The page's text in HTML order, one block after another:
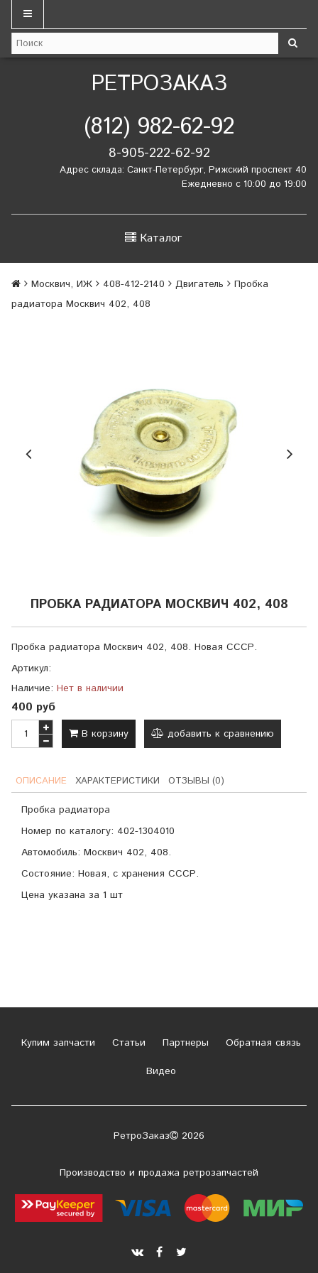
РЕТРОЗАКАЗ
(812) 982-62-92
8-905-222-62-92
Адрес склада: Санкт-Петербург, Рижский проспект 40
Ежедневно с 10:00 до 19:00
Каталог
Москвич, ИЖ 408-412-2140 Двигатель
Пробка
радиатора Москвич 402, 408
ПРОБКА РАДИАТОРА МОСКВИЧ 402, 408
Пробка радиатора Москвич 402, 408. Новая СССР.
Артикул:
Наличие: Нет в наличии
400 руб
В корзину добавить к сравнению
ОПИСАНИЕ ХАРАКТЕРИСТИКИ ОТЗЫВЫ (0)
Пробка радиатора
Номер по каталогу: 402-1304010
Автомобиль: Москвич 402, 408.
Состояние: Новая, с хранения СССР.
Цена указана за 1 шт
Купим запчасти Статьи Партнеры
Обратная связь
Видео
РетроЗаказ 2026
Производство и продажа ретрозапчастей